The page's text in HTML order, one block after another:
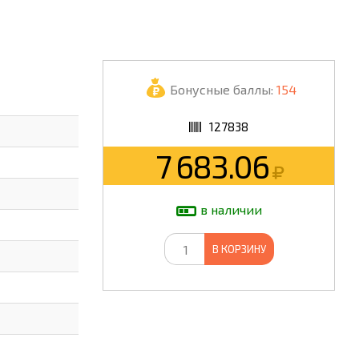
ШКОЛА Бонусные баллы: 154
127838
7 683.06
в наличии
В КОРЗИНУ